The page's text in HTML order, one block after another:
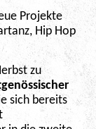
Projekte
Hip Hop
zu
r
sich bereits